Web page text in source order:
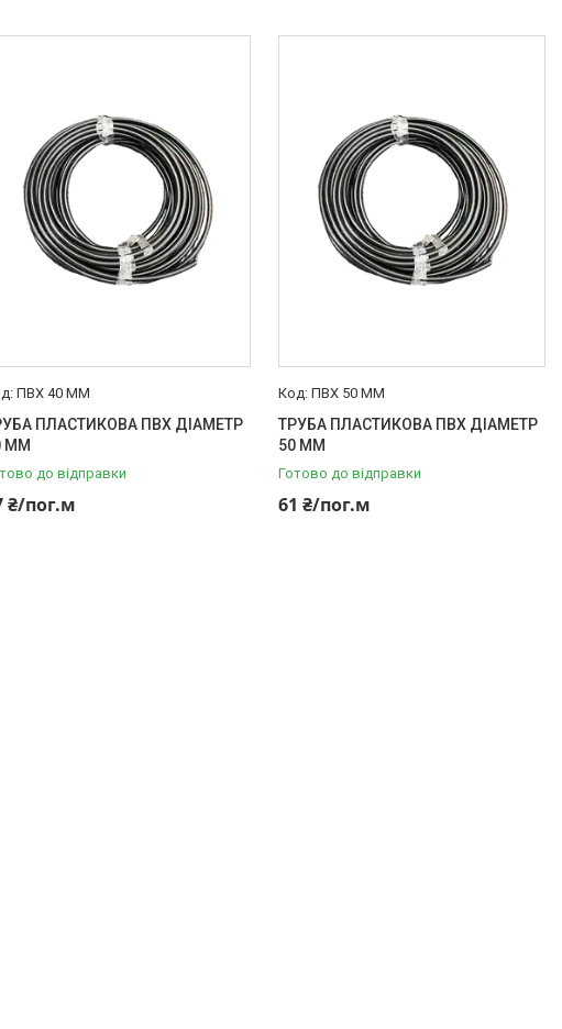
ПВХ 40 ММ
ПЛАСТИКОВА ПВХ ДІАМЕТР
ММ
до відправки
₴/пог.м
ПВХ 50 ММ
ТРУБА ПЛАСТИКОВА ПВХ ДІАМЕТР
50 ММ
Готово до відправки
61 ₴/пог.м